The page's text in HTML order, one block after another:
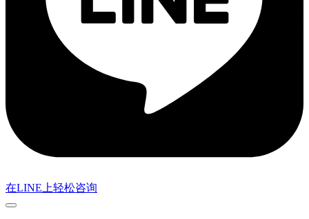
在LINE上轻松咨询